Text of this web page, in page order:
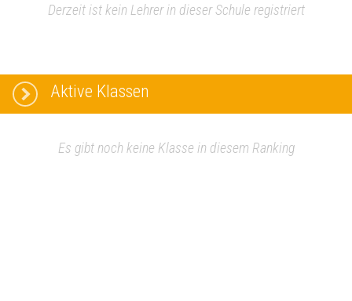
Derzeit ist kein Lehrer in dieser Schule registriert
Aktive Klassen
Es gibt noch keine Klasse in diesem Ranking